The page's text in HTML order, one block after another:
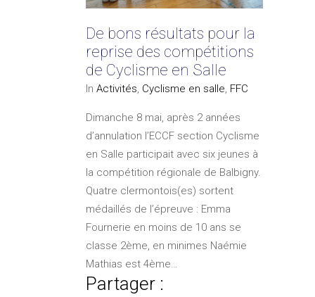
De bons résultats pour la
reprise des compétitions
de Cyclisme en Salle
In Activités, Cyclisme en salle, FFC
Dimanche 8 mai, après 2 années
d’annulation l’ECCF section Cyclisme
en Salle participait avec six jeunes à
la compétition régionale de Balbigny.
Quatre clermontois(es) sortent
médaillés de l’épreuve : Emma
Fournerie en moins de 10 ans se
classe 2ème, en minimes Naémie
Mathias est 4ème…
Partager :